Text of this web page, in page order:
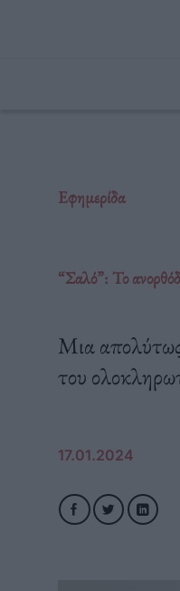
Εφημερίδα
“Σαλό”: Το
Μια απολύτως
του
17.01.2024